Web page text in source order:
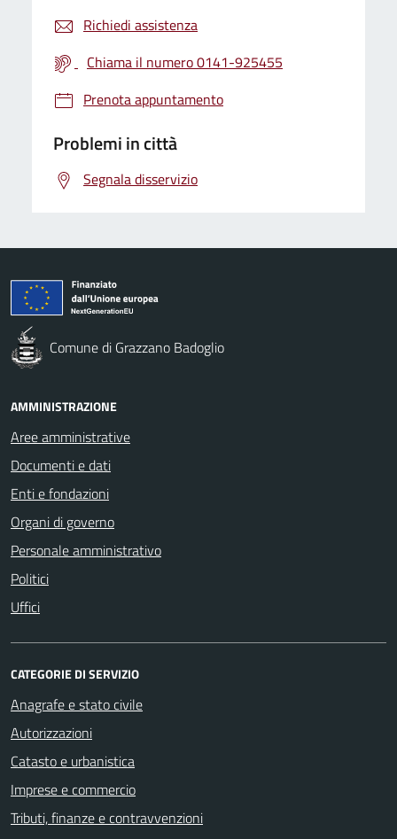
Richiedi assistenza
Chiama il numero 0141-925455
Prenota appuntamento
Problemi in città
Segnala disservizio
Comune di Grazzano Badoglio
AMMINISTRAZIONE
Aree amministrative
Documenti e dati
Enti e fondazioni
Organi di governo
Personale amministrativo
Politici
Uffici
CATEGORIE DI SERVIZIO
Anagrafe e stato civile
Autorizzazioni
Catasto e urbanistica
Imprese e commercio
Tributi, finanze e contravvenzioni